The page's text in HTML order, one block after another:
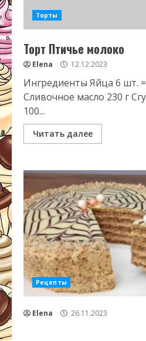
Торты
Торт Птичье молоко
Elena 12.12.2023
Ингредиенты Яйца 6 шт. =
Сливочное масло 230 г
100...
Читать далее
Рецепты
Elena 26.11.2023